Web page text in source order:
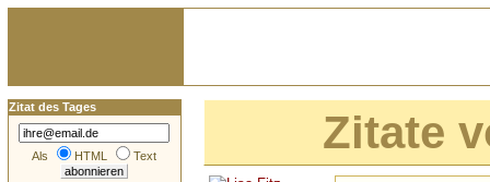
Zitate
Zitat des Tages
Als HTML Text